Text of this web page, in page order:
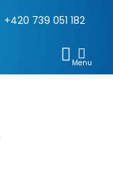
+420 739 051 182